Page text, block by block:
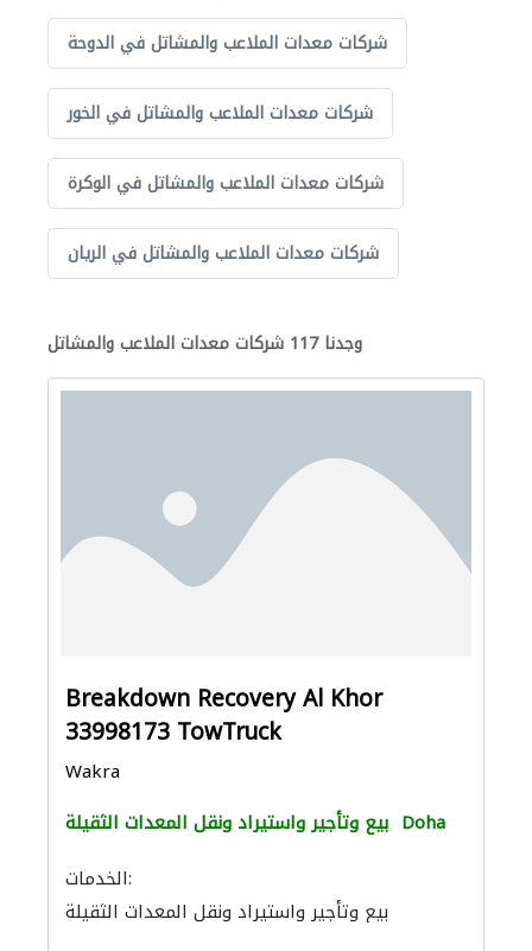
شركات معدات الملاعب والمشاتل في الدوحة
شركات معدات الملاعب والمشاتل في الخور
شركات معدات الملاعب والمشاتل في الوكرة
شركات معدات الملاعب والمشاتل في الريان
وجدنا 117 شركات معدات الملاعب والمشاتل
Breakdown Recovery Al Khor
33998173 TowTruck
Wakra
بيع وتأجير واستيراد ونقل المعدات الثقيلة Doha
الخدمات:
بيع وتأجير واستيراد ونقل المعدات الثقيلة